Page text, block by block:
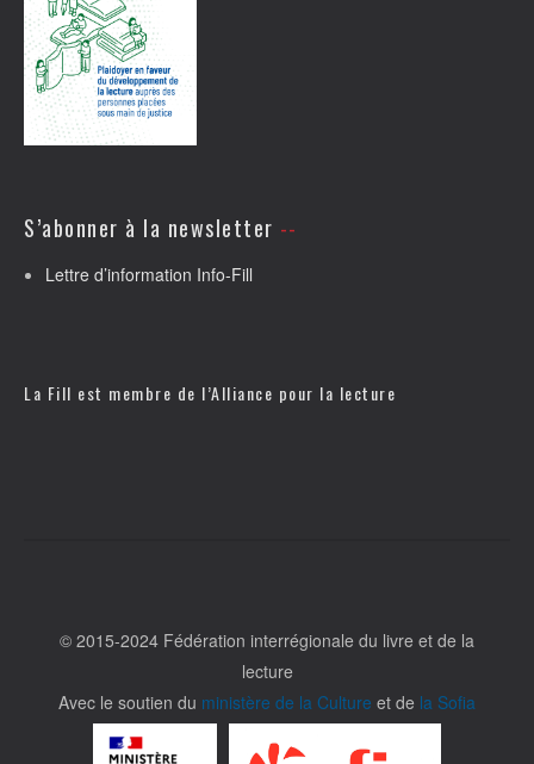
S’abonner à la newsletter
Lettre d’information Info-Fill
La Fill est membre de l’Alliance pour la lecture
© 2015-2024 Fédération interrégionale du livre et de la
lecture
Avec le soutien du ministère de la Culture et de la Sofia